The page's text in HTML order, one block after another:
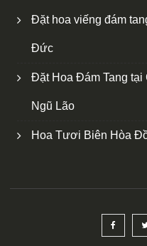
Đặt hoa viếng đám
Đức
Đặt Hoa Đám Tang tại
Ngũ Lão
Hoa Tươi Biên Hòa